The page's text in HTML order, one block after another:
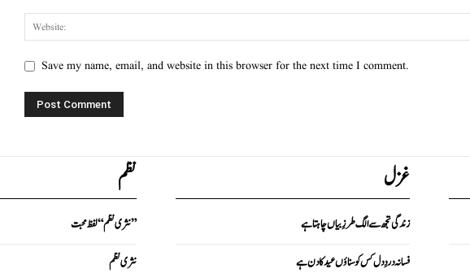
Save my name, email, and website in this browser for the next time I comment.
نظم
نثری نظم “لفظ محبت”
نثری نظم
غزل
زندگی تجھ سے الگ طرزِ بیاں چاہتا ہے
فسانہ دردِ دل کس کو سناؤں عید کا دن ہے